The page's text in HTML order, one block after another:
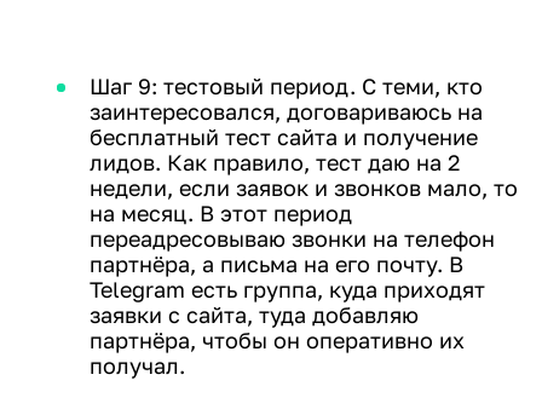
Шаг 9: тестовый период. С теми, кто
заинтересовался, договариваюсь на
бесплатный тест сайта и получение
лидов. Как правило, тест даю на 2
недели, если заявок и звонков мало, то
на месяц. В этот период
переадресовываю звонки на телефон
партнёра, а письма на его почту. В
Telegram есть группа, куда приходят
заявки с сайта, туда добавляю
партнёра, чтобы он оперативно их
получал.